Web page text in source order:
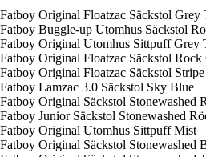
Fatboy Original Floatzac Säckstol Grey
Fatboy Buggle-up Utomhus Säckstol
Fatboy Original Utomhus Sittpuff Grey
Fatboy Original Floatzac Säckstol Rock
Fatboy Original Floatzac Säckstol
Fatboy Lamzac 3.0 Säckstol Sky Blue
Fatboy Original Säckstol Stonewashed
Fatboy Junior Säckstol Stonewashed
Fatboy Original Utomhus Sittpuff Mist
Fatboy Original Säckstol Stonewashed